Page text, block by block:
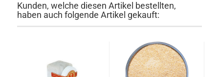
Kunden, welche diesen Artikel bestellten,
haben auch folgende Artikel gekauft: